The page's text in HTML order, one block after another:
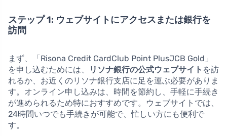
ステップ 1: ウェブサイトにアクセスまたは銀行を
訪問
まず、「Risona Credit CardClub Point PlusJCB Gold」
を申し込むためには、
リソナ銀行の公式ウェブサイト を訪
れるか、お近くのリソナ銀行支店に足を運ぶ必要がありま
す。オンライン申し込みは、時間を節約し、手軽に手続き
が進められるため特におすすめです。ウェブサイトでは、
24時間いつでも手続きが可能で、忙しい方にも便利で
す。